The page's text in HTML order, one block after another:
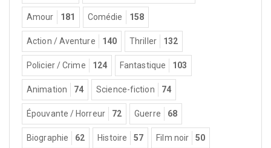
Amour 181 Comédie 158
Action / Aventure 140 Thriller 132
Policier / Crime 124 Fantastique 103
Animation 74 Science-fiction 74
Épouvante / Horreur 72 Guerre 68
Biographie 62 Histoire 57 Film noir 50